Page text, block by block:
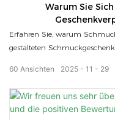
Warum Sie
Erfahren Sie, warum
gestalteten
Handwerkskunst, der
zuverlässigen Service.
Schmuckverpackungen
Produktpräsentation
2025 11 29
60 Ansichten